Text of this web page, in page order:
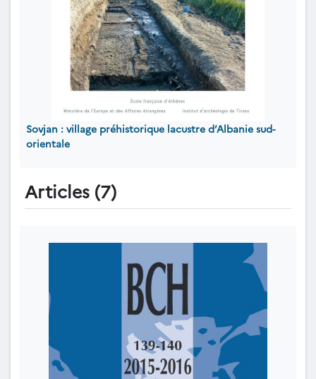
Sovjan : village préhistorique lacustre d’Albanie sud-
orientale
Articles (7)